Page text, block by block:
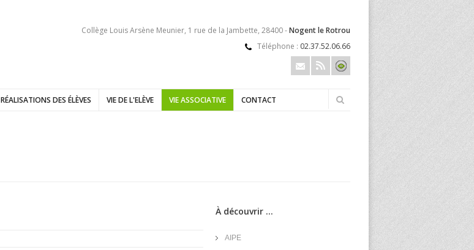
Collège Louis Arsène Meunier, 1 rue de la Jambette, 28400 -Nogent le Rotrou
Téléphone : 02.37.52.06.66
RÉALISATIONS DES ÉLÈVES VIE DE L'ELÈVE VIE ASSOCIATIVE CONTACT
À découvrir ...
AIPE